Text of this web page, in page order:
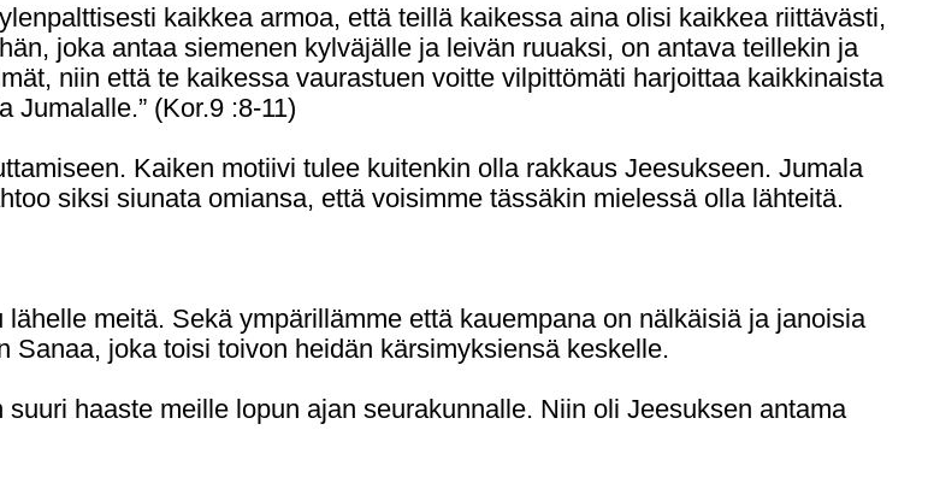
kaikkea armoa, että teillä kaikessa aina olisi kaikkea riittävästi,
joka antaa siemenen kylväjälle ja leivän ruuaksi, on antava teillekin ja
niin että te kaikessa vaurastuen voitte vilpittömäti harjoittaa kaikkinaista
Jumalalle.” (Kor.9 :8-11)
Kaiken motiivi tulee kuitenkin olla rakkaus Jeesukseen. Jumala
siksi siunata omiansa, että voisimme tässäkin mielessä olla lähteitä.
meitä. Sekä ympärillämme että kauempana on nälkäisiä ja janoisia
joka toisi toivon heidän kärsimyksiensä keskelle.
haaste meille lopun ajan seurakunnalle. Niin oli Jeesuksen antama